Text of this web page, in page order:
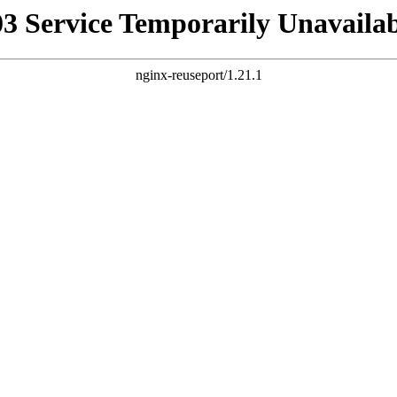
Service Temporarily
nginx-reuseport/1.21.1